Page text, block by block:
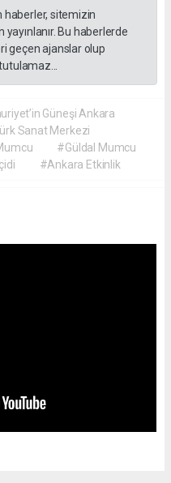
haberler, sitemizin
Bu haberlerde
geçen ajanslar olup
Güneşi Ankara
Sanat Merkezi
#Güldal Mumcu
#Ankara Etkinlik